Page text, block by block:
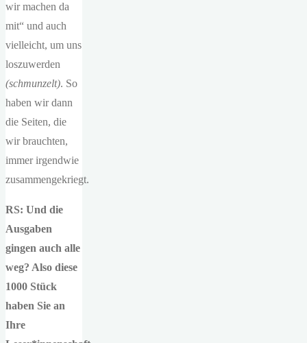
wir machen da
mit“ und auch
vielleicht, um uns
loszuwerden
(schmunzelt). So
haben wir dann
die Seiten, die
wir brauchten,
immer irgendwie
zusammengekriegt.
RS: Und die
Ausgaben
gingen auch alle
weg? Also diese
1000 Stück
haben Sie an
Ihre